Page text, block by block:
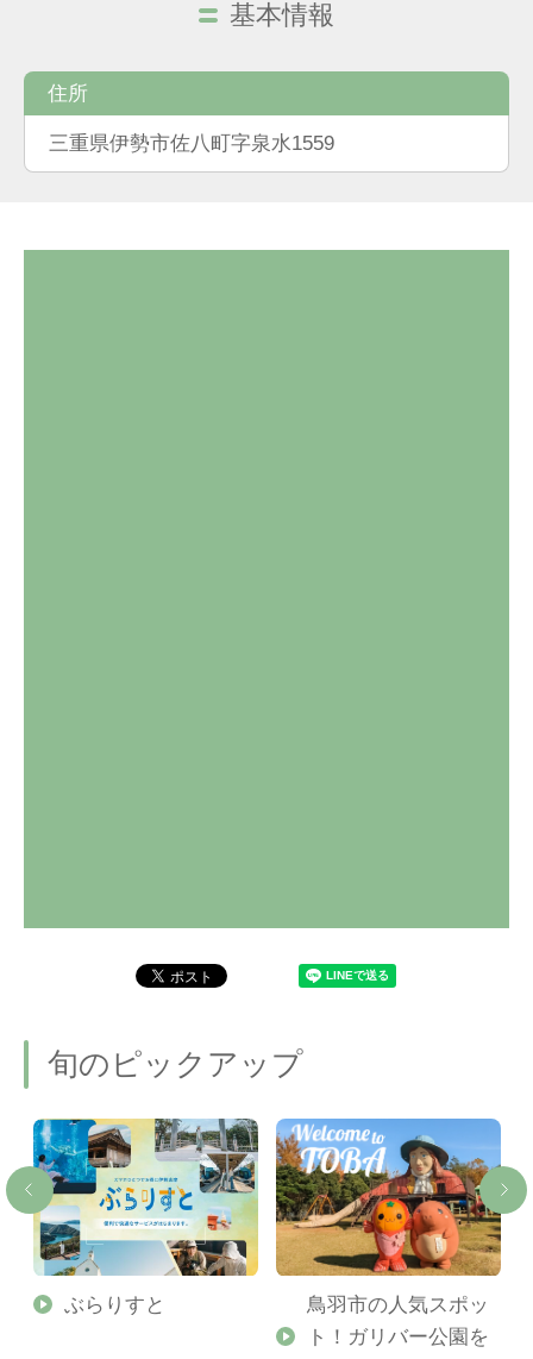
基本情報
住所
三重県伊勢市佐八町字泉水1559
旬のピックアップ
ぶらりすと
鳥羽市の人気スポッ
ト！ガリバー公園を